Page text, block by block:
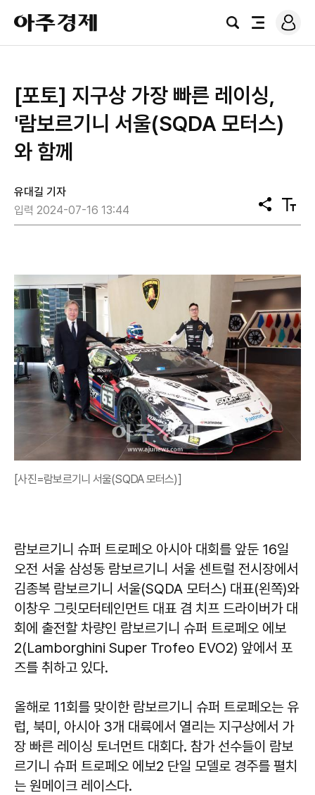
아
주
경
검
전
로
그
[포토] 지구상 가장 빠른 레이싱,
'람보르기니 서울(SQDA 모터스)
와 함께
유대길 기자
입력 2024-07-16 13:44
공
유
텍
스
[사진=람보르기니 서울(SQDA 모터스)]
람보르기니 슈퍼 트로페오 아시아 대회를 앞둔 16일
오전 서울 삼성동 람보르기니 서울 센트럴 전시장에서
김종복 람보르기니 서울(SQDA 모터스) 대표(왼쪽)와
이창우 그릿모터테인먼트 대표 겸 치프 드라이버가 대
회에 출전할 차량인 람보르기니 슈퍼 트로페오 에보
2(Lamborghini Super Trofeo EVO2) 앞에서 포
즈를 취하고 있다.
올해로 11회를 맞이한 람보르기니 슈퍼 트로페오는 유
럽, 북미, 아시아 3개 대륙에서 열리는 지구상에서 가
장 빠른 레이싱 토너먼트 대회다. 참가 선수들이 람보
르기니 슈퍼 트로페오 에보2 단일 모델로 경주를 펼치
는 원메이크 레이스다.